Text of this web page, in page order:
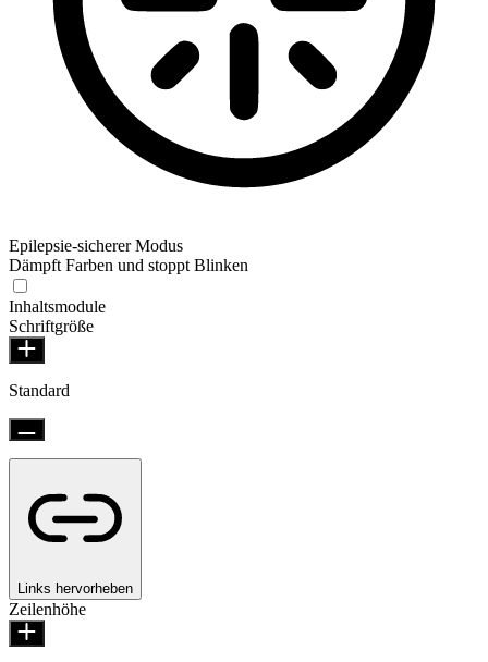
Epilepsie-sicherer Modus
Dämpft Farben und stoppt Blinken
Inhaltsmodule
Schriftgröße
Standard
Links hervorheben
Zeilenhöhe